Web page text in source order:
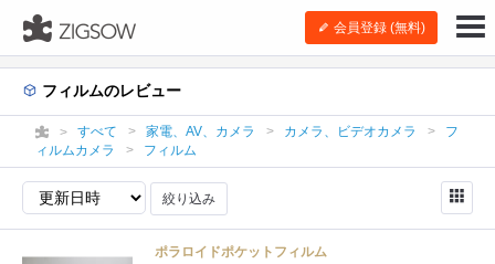
会員登録 (無料)
フィルムのレビュー
すべて 家電、AV、カメラ カメラ、ビデオカメラ
フ
ィルムカメラ
フィルム
絞り込み
ポラロイドポケットフィルム